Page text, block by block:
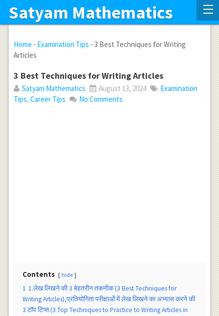
Satyam Mathematics
Home - Examination Tips - 3 Best Techniques for Writing
Articles
3 Best Techniques for Writing Articles
Satyam Mathematics August 13, 2024
Examination
Tips, Career Tips No Comments
Contents hide
1 1.लेख लिखने की 3 बेहतरीन तकनीक (3 Best Techniques for
Writing Articles),प्रतियोगिता परीक्षाओं में लेख लिखने का अभ्यास करने की
3 टाॅप टिप्स (3 Top Techniques to Practice to Writing Articles in